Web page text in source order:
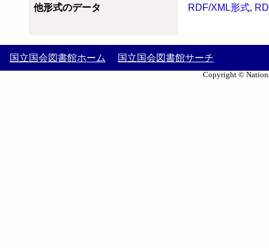
他形式のデータ RDF/XML形式,
国立国会図書館ホーム 国立国会図書館サーチ
Copyright ©